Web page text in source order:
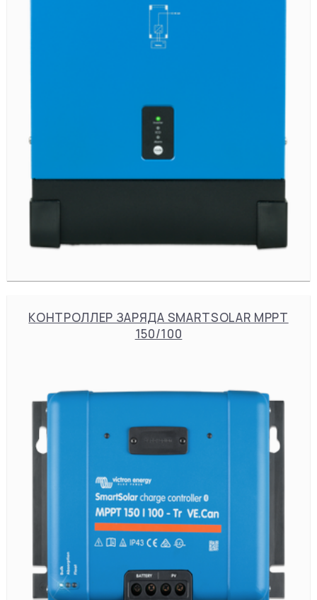
КОНТРОЛЛЕР ЗАРЯДА SMARTSOLAR MPPT
150/100